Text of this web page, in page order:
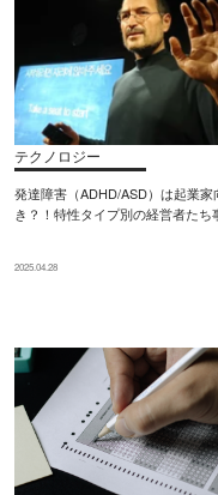
テクノロジー
発達障害（ADHD/ASD）は起業家
き？！特性タイプ別の経営者たち
2025.04.28